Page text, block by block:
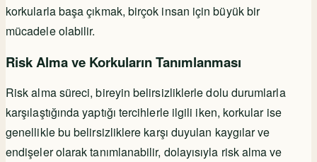
korkularla başa çıkmak, birçok insan için büyük bir
mücadele olabilir.
Risk Alma ve Korkuların Tanımlanması
Risk alma süreci, bireyin belirsizliklerle dolu durumlarla
karşılaştığında yaptığı tercihlerle ilgili iken, korkular ise
genellikle bu belirsizliklere karşı duyulan kaygılar ve
endişeler olarak tanımlanabilir, dolayısıyla risk alma ve